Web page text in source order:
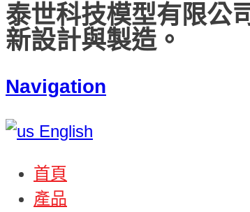
泰世科技模型有限公
新設計與製造。
Navigation
English
首頁
產品